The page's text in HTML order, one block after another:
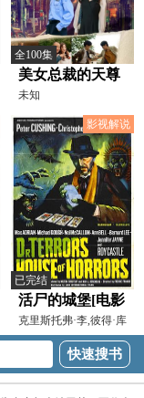
全100集
美女总裁的天尊
保安
未知
影视解说
已完结
活尸的城堡[电影
解说]
克里斯托弗·李,彼得·库
欣,罗伊·卡斯尔